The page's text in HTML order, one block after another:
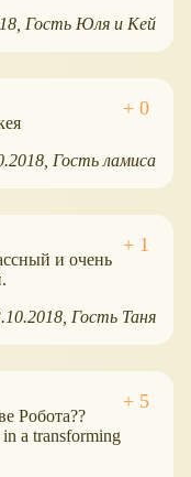
Гость Юля и Кей
Гость ламиса
и очень
Гость Таня
Робота??
a transforming